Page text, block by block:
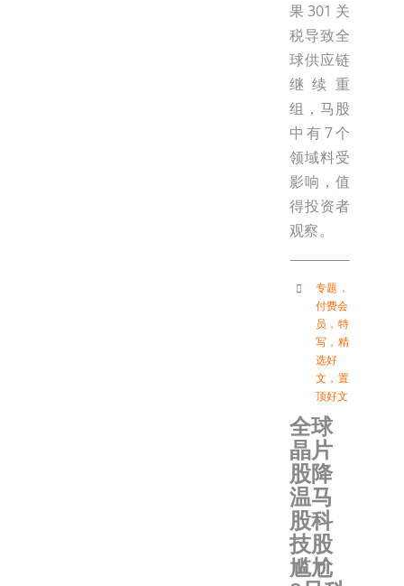
果301关
税导致全
球供应链
继续重
组，马股
中有7个
领域料受
影响，值
得投资者
观察。
专题 ，
付费会
员 ， 特
写 ， 精
选好
文 ， 置
顶好文
全球
晶片
股降
温马
股科
技股
尴尬